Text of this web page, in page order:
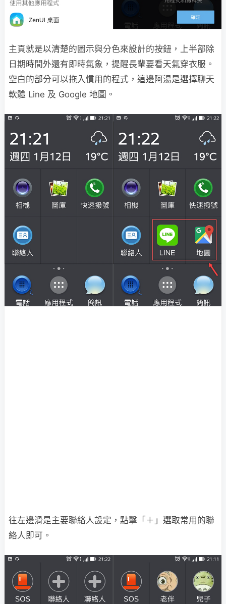
主頁就是以清楚的圖示與分色來設計的按鈕，上半部除
日期時間外還有即時氣象，提醒長輩要看天氣穿衣服。
空白的部分可以拖入慣用的程式，這邊阿湯是選擇聊天
軟體 Line 及 Google 地圖。
往左邊滑是主要聯絡人設定，點擊「＋」選取常用的聯
絡人即可。